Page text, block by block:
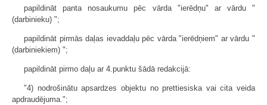
papildināt panta nosaukumu pēc vārda "ierēdņu" ar vārdu "
(darbinieku) ";
papildināt pirmās daļas ievaddaļu pēc vārda "ierēdņiem" ar vārdu "
(darbiniekiem) ";
papildināt pirmo daļu ar 4.punktu šādā redakcijā:
"4) nodrošinātu apsardzes objektu no prettiesiska vai cita veida
apdraudējuma.";